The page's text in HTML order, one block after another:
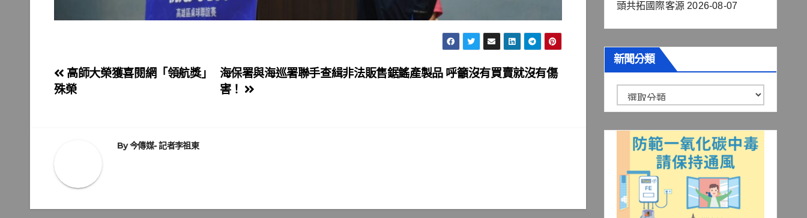
文
章
海保署與海巡署聯手查緝非法販售鋸鰩產製品 呼籲沒有買賣就沒有傷
害！
高師大榮獲喜閱網「領航獎」
殊榮
By今傳媒- 記者李祖東
頭共拓國際客源 2026-08-07
新聞分類
聞
分